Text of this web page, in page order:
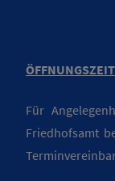
Für
Friedhofsamt